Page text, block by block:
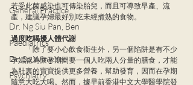
General Practice
Dr. Ng Siu Pan, Ben
Paediatrics
Dr. So Wing Yee
Psychiatry
若受此菌感染也可傳染胎兒，而且可導致早產、流
產，建議孕婦最好別吃未經煮熟的食物。
過度吃喝擾人體代謝
「除了要小心飲食衞生外，另一個陷阱是有不少
孕婦認為懷孕期間要一個人吃兩人分量的膳食，才能
為肚裏的寶寶提供更多營養，幫助發育，因而在孕期
隨意大吃大喝。然而，據早前香港中文大學醫學院發